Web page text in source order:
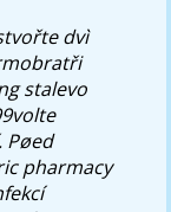
dvì
stalevo
Pøed
pharmacy